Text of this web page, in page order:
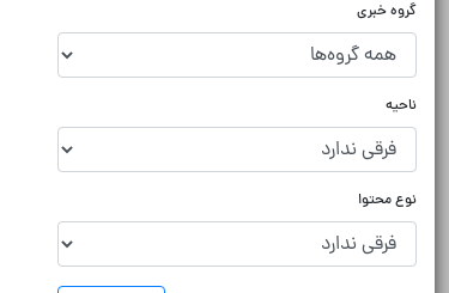
گروه خبری
ناحیه
نوع محتوا